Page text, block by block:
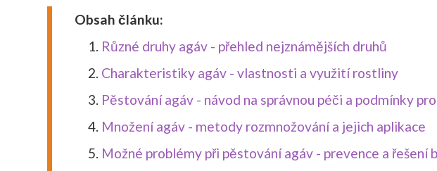
Obsah článku:
Různé druhy agáv - přehled nejznámějších druhů
Charakteristiky agáv - vlastnosti a využití rostliny
Pěstování agáv - návod na správnou péči a podmínky
Množení agáv - metody rozmnožování a jejich aplikace
Možné problémy při pěstování agáv - prevence a řešení